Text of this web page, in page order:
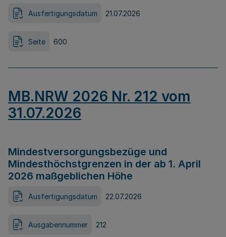
Ausfertigungsdatum 21.07.2026
Seite 600
MB.NRW 2026 Nr. 212 vom
31.07.2026
Mindestversorgungsbezüge und
Mindesthöchstgrenzen in der ab 1. April
2026 maßgeblichen Höhe
Ausfertigungsdatum 22.07.2026
Ausgabennummer 212